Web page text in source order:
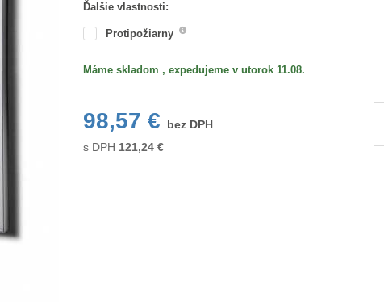
Ďalšie vlastnosti:
Protipožiarny
Máme skladom , expedujeme v utorok 11.08.
98,57 €
bez DPH
s DPH 121,24€